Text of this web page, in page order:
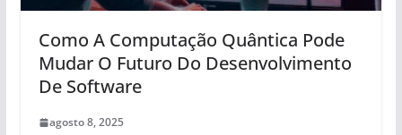
Como A Computação Quântica Pode
Mudar O Futuro Do Desenvolvimento
De Software
agosto 8, 2025